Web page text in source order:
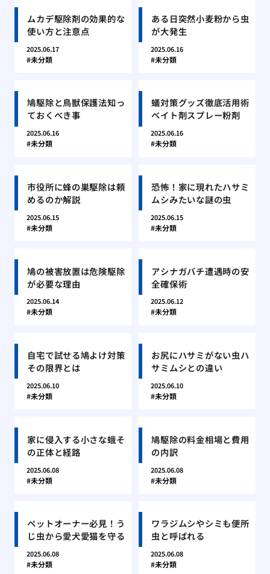
ムカデ駆除剤の効果的な
使い方と注意点
2025.06.17
未分類
ある日突然小麦粉から虫
が大発生
2025.06.16
未分類
鳩駆除と鳥獣保護法知っ
ておくべき事
2025.06.16
未分類
蟻対策グッズ徹底活用術
ベイト剤スプレー粉剤
2025.06.16
未分類
市役所に蜂の巣駆除は頼
めるのか解説
2025.06.15
未分類
恐怖！家に現れたハサミ
ムシみたいな謎の虫
2025.06.15
未分類
鳩の被害放置は危険駆除
が必要な理由
2025.06.14
未分類
アシナガバチ遭遇時の安
全確保術
2025.06.12
未分類
自宅で試せる鳩よけ対策
その限界とは
2025.06.10
未分類
お尻にハサミがない虫ハ
サミムシとの違い
2025.06.10
未分類
家に侵入する小さな蛾そ
の正体と経路
2025.06.08
未分類
鳩駆除の料金相場と費用
の内訳
2025.06.08
未分類
ペットオーナー必見！う
じ虫から愛犬愛猫を守る
2025.06.08
未分類
ワラジムシやシミも便所
虫と呼ばれる
2025.06.08
未分類